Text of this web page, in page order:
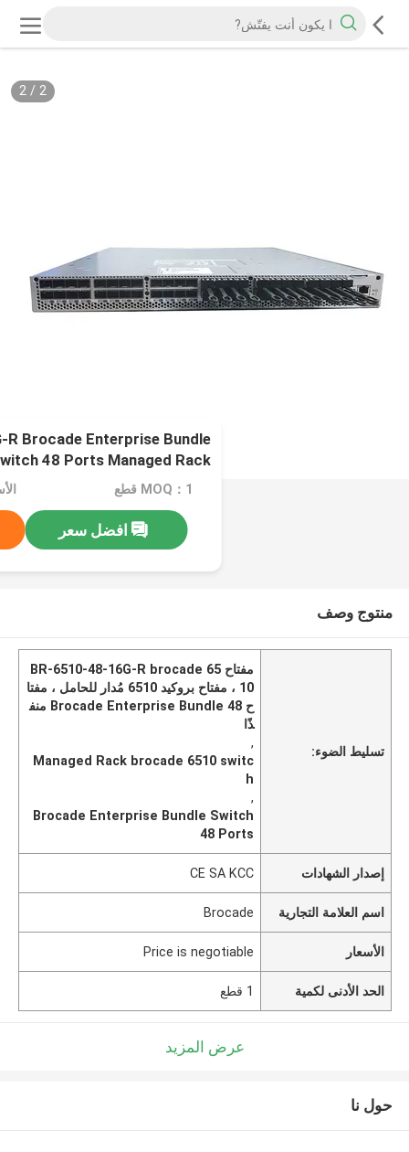
2
/
2
Brocade Enterprise Bundle
48 Ports Managed Rack
MOQ：1 قطع
افضل سعر
منتوج وصف
تسليط الضوء:
مفتاح BR-6510-48-16G-R brocade 65
10 ، مفتاح بروكيد 6510 مُدار للحامل ، مفتا
ح Brocade Enterprise Bundle 48 منف
ذًا
,
Managed Rack brocade 6510 switc
h
,
Brocade Enterprise Bundle Switch
48 Ports
إصدار الشهادات CE SA KCC
اسم العلامة التجارية Brocade
الأسعار Price is negotiable
الحد الأدنى لكمية 1 قطع
عرض المزيد
حول نا